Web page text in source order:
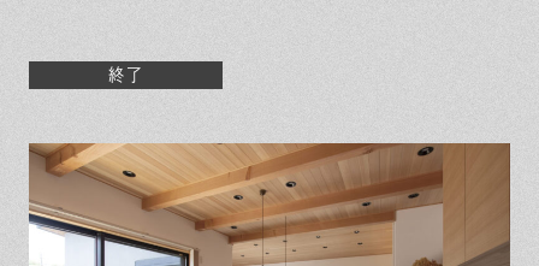
終了
素材のこだわり
家づくりの流れ
保証とサポート
ヒノキプロジェクト
スタイル集
気軽に相談会
よくある質問
お客様の声
お知らせ
Company
スタッフ紹介
資料請求
お問い合わせ